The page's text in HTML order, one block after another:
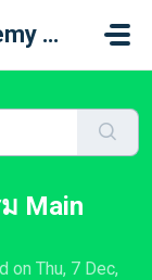
Bitkub Academy Support
Main
on Thu, 7 Dec,